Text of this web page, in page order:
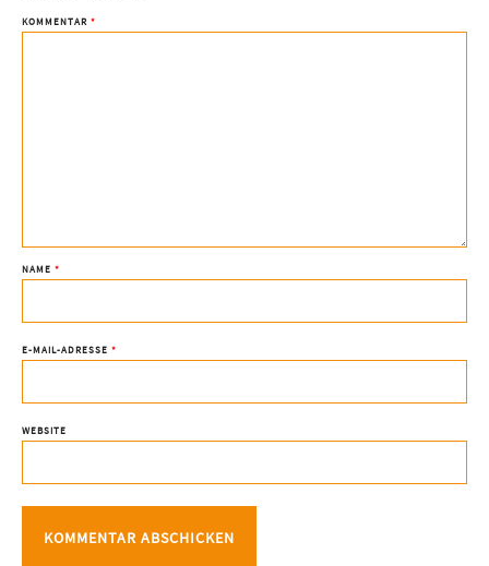
KOMMENTAR *
NAME *
E-MAIL-ADRESSE *
WEBSITE